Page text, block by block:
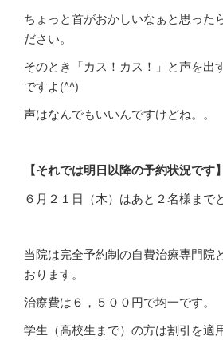
ちょっと首がおかしいなぁと思った
ださい。
そのとき「カス！カス！」と声を出
ですよ(^^)
声はなんでもいいんですけどね。。
【それでは明日以降の予約状況です】
６月２１日（木）はあと２名様まで
当院は完全予約制の自費治療専門院
おります。
治療費は６，５００円で均一です。
学生（高校生まで）の方は割引を適